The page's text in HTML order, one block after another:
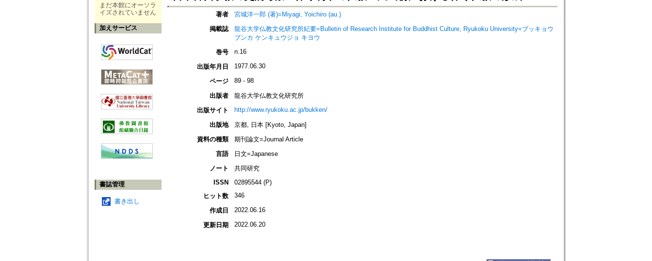
まだ本館にオーソラ
イズされていません
加えサービス
書誌管理
書き出し
著者
宮城洋一郎 (著)=Miyagi, Yoichiro (au.)
掲載誌
龍谷大学仏教文化研究所紀要=Bulletin of Research Institute for Buddhist Culture, Ryukoku University=ブッキョウ
ブンカ ケンキュウジョ キヨウ
巻号
n.16
出版年月日 1977.06.30
ページ 89 - 98
出版者
龍谷大学仏教文化研究所
出版サイト
http://www.ryukoku.ac.jp/bukken/
出版地
京都, 日本 [Kyoto, Japan]
資料の種類
期刊論文=Journal Article
言語
日文=Japanese
ノート
共同研究
ISSN
02895544 (P)
ヒット数
346
作成日 2022.06.16
更新日期 2022.06.20